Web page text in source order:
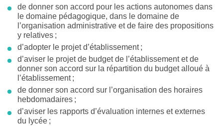
de donner son accord pour les actions autonomes dans
le domaine pédagogique, dans le domaine de
l’organisation administrative et de faire des propositions
y relatives ;
d’adopter le projet d’établissement ;
d’aviser le projet de budget de l’établissement et de
donner son accord sur la répartition du budget alloué à
l’établissement ;
de donner son accord sur l’organisation des horaires
hebdomadaires ;
d’aviser les rapports d’évaluation internes et externes
du lycée ;